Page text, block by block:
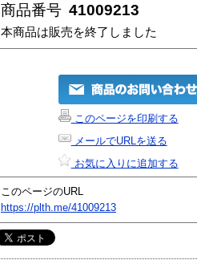
商品番号 41009213
本商品は販売を終了しました
このページを印刷する
メールでURLを送る
お気に入りに追加する
このページのURL
https://plth.me/41009213